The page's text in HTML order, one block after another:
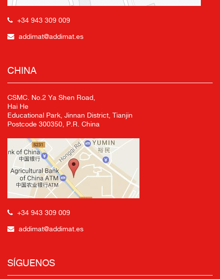
+34 943 309 009
addimat@addimat.es
CHINA
CSMC. No.2 Ya Shen Road,
Hai He
Educational Park, Jinnan District, Tianjin
Postcode 300350, P.R. China
+34 943 309 009
addimat@addimat.es
SÍGUENOS